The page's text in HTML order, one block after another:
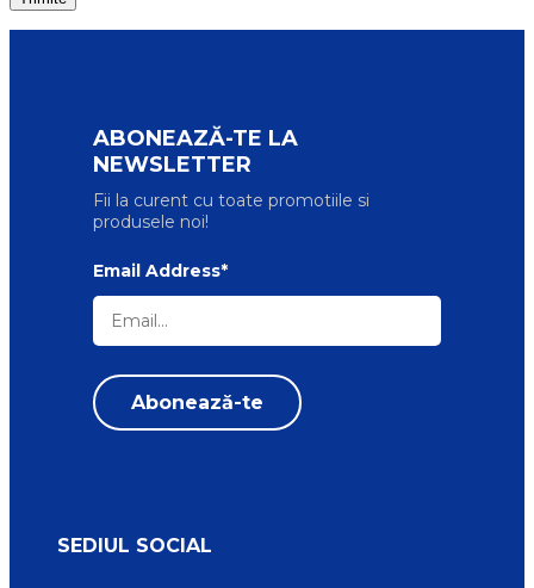
ABONEAZĂ-TE LA
NEWSLETTER
Fii la curent cu toate promotiile si
produsele noi!
Email Address*
SEDIUL SOCIAL